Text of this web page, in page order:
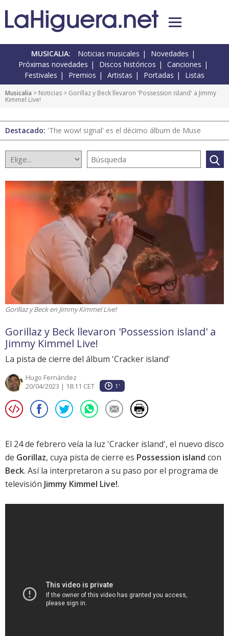
MUSICALIA: Noticias musicales
Novedades
Próximas novedades
Discos históricos
Canciones
Festivales
Premios Artistas Portadas Listas
Musicalia > Noticias > Gorillaz y Beck llevaron 'Possession island' a Jimmy
Kimmel Live!
Destacado: 'The wow! signal' es el décimo álbum de Muse
Gorillaz y Beck en Jimmy Kimmel Live!
Gorillaz y Beck llevaron 'Possession island' a
Jimmy Kimmel Live!
La pista de cierre del álbum 'Cracker island'
Hugo Fernández
20/04/2023 | 18:11 CET
1'
El 24 de febrero veía la luz 'Cracker island', el nuevo disco
de Gorillaz, cuya pista de cierre es Possession island con
Beck. Así la interpretaron a su paso por el programa de
televisión Jimmy Kimmel Live!.